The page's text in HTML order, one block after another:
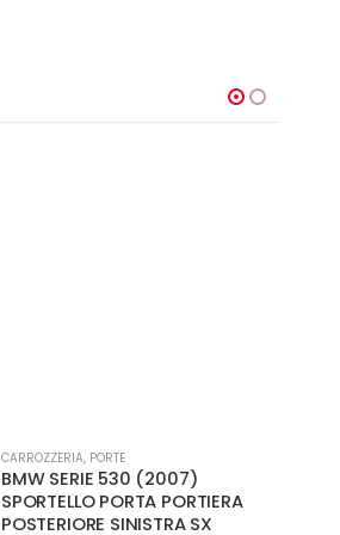
CARROZZERIA, PORTE
BMW SERIE 530 (2007)
SPORTELLO PORTA PORTIERA
POSTERIORE SINISTRA SX